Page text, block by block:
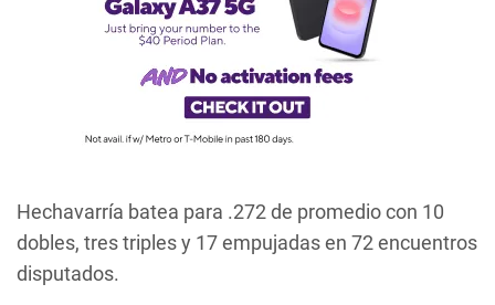
Hechavarría batea para .272 de promedio con 10
dobles, tres triples y 17 empujadas en 72 encuentros
disputados.